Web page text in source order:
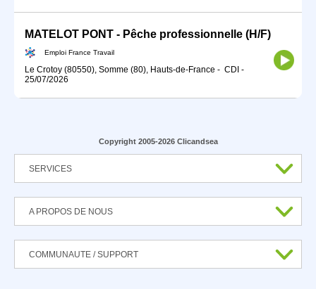
MATELOT PONT - Pêche professionnelle (H/F)
Emploi France Travail
Le Crotoy (80550), Somme (80), Hauts-de-France - CDI -
25/07/2026
Copyright 2005-2026 Clicandsea
SERVICES
A PROPOS DE NOUS
COMMUNAUTE / SUPPORT